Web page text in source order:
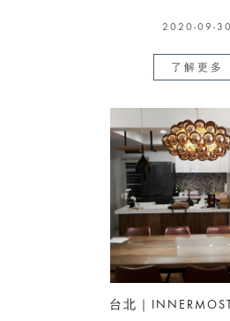
2020-09-30
了解更多
台北｜